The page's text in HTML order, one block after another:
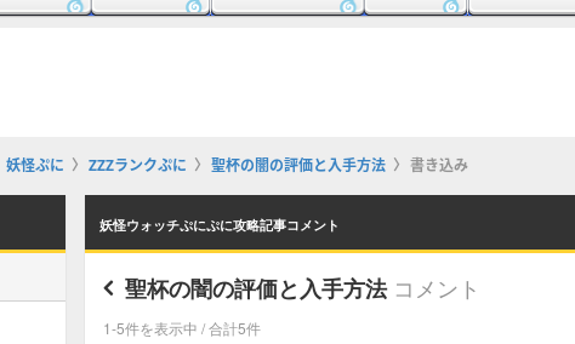
妖怪ぷに ZZZランクぷに 聖杯の闇の評価と入手方法 書き込み
妖怪ウォッチぷにぷに攻略記事コメント
聖杯の闇の評価と入手方法 コメント
1-5件を表示中 / 合計5件